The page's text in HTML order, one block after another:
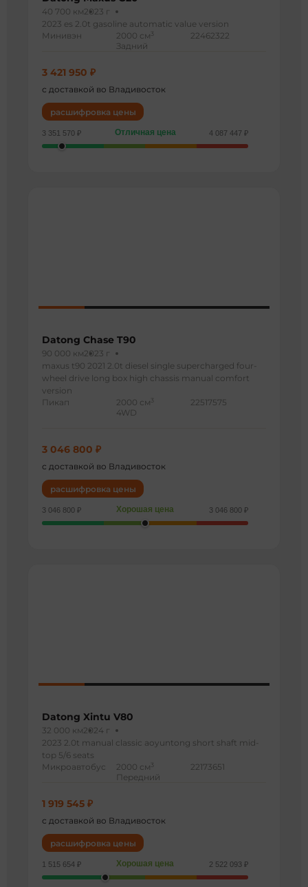
40 700 км2023 г
2023 es 2.0t gasoline automatic value version
Минивэн
2000 см 3
Задний
22462322
3 421 950 ₽
с доставкой во Владивосток
расшифровка цены
3 351 570 ₽ Отличная цена 4 087 447 ₽
Datong Chase T90
90 000 км2023 г
maxus t90 2021 2.0t diesel single supercharged four-
wheel drive long box high chassis manual comfort
version
Пикап
2000 см 3
4WD
22517575
3 046 800 ₽
с доставкой во Владивосток
расшифровка цены
3 046 800 ₽ Хорошая цена 3 046 800 ₽
Datong Xintu V80
32 000 км2024 г
2023 2.0t manual classic aoyuntong short shaft mid-
top 5/6 seats
Микроавтобус
2000 см 3
Передний
22173651
1 919 545 ₽
с доставкой во Владивосток
расшифровка цены
1 515 654 ₽ Хорошая цена 2 522 093 ₽